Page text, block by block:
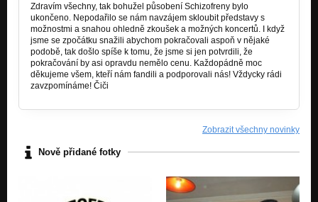
Zdravím všechny, tak bohužel působení Schizofreny bylo
ukončeno. Nepodařilo se nám navzájem skloubit představy s
možnostmi a snahou ohledně zkoušek a možných koncertů. I když
jsme se zpočátku snažili abychom pokračovali aspoň v nějaké
podobě, tak došlo spíše k tomu, že jsme si jen potvrdili, že
pokračování by asi opravdu nemělo cenu. Každopádně moc
děkujeme všem, kteří nám fandili a podporovali nás! Vždycky rádi
zavzpomínáme! Čiči
Zobrazit všechny novinky
Nově přidané fotky